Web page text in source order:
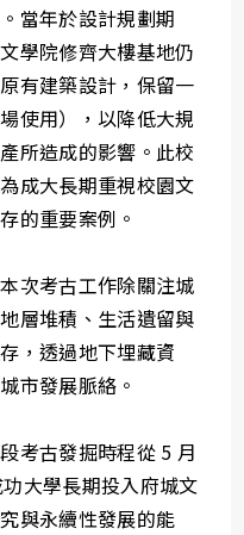
當年於設計規劃期
學院修齊大樓基地仍
有建築設計，保留一
使用），以降低大規
所造成的影響。此校
成大長期重視校園文
的重要案例。
次考古工作除關注城
層堆積、生活遺留與
，透過地下埋藏資
市發展脈絡。
考古發掘時程從 5 月
大學長期投入府城文
與永續性發展的能